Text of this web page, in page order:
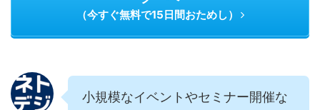
（今すぐ無料で15日間おためし）
小規模なイベントやセミナー開催な